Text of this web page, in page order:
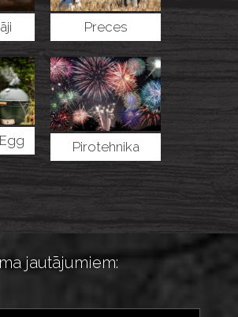
Preces
dzīvniekiem
Pirotehnika
jautājumiem: